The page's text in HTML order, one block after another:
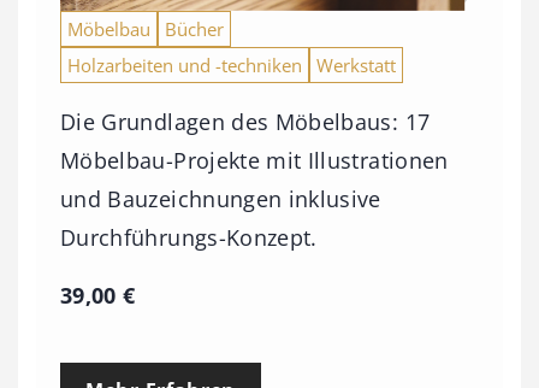
Möbelbau
Bücher
Holzarbeiten und -techniken
Werkstatt
Die Grundlagen des Möbelbaus: 17
Möbelbau-Projekte mit Illustrationen
und Bauzeichnungen inklusive
Durchführungs-Konzept.
39,00€